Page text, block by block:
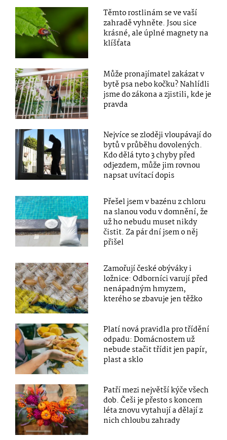
Těmto rostlinám se ve vaší
zahradě vyhněte. Jsou sice
krásné, ale úplné magnety na
klíšťata
Může pronajímatel zakázat v
bytě psa nebo kočku? Nahlídli
jsme do zákona a zjistili, kde je
pravda
Nejvíce se zloději vloupávají do
bytů v průběhu dovolených.
Kdo dělá tyto 3 chyby před
odjezdem, může jim rovnou
napsat uvítací dopis
Přešel jsem v bazénu z chloru
na slanou vodu v domnění, že
už ho nebudu muset nikdy
čistit. Za pár dní jsem o něj
přišel
Zamořují české obýváky i
ložnice: Odborníci varují před
nenápadným hmyzem,
kterého se zbavuje jen těžko
Platí nová pravidla pro třídění
odpadu: Domácnostem už
nebude stačit třídit jen papír,
plast a sklo
Patří mezi největší kýče všech
dob. Češi je přesto s koncem
léta znovu vytahují a dělají z
nich chloubu zahrady